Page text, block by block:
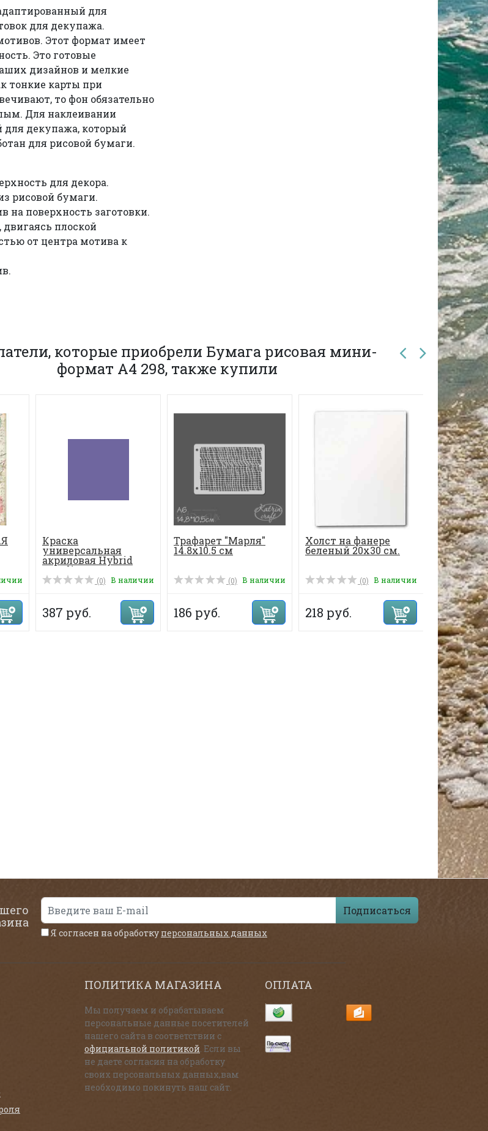
для
для декупажа.
Этот формат имеет
Это готовые
дизайнов и мелкие
тонкие карты при
то фон обязательно
Для наклеивании
для декупажа, который
для рисовой бумаги.
для декора.
рисовой бумаги.
на поверхность заготовки.
плоской
от центра мотива к
которые приобрели Бумага рисовая мини-
формат A4 298, также купили
Краска
универсальная
акриловая Hybrid
Acrylic 70 мл, цвет...
(0) В наличии
387 руб.
Трафарет "Марля"
14.8х10.5 см
(0) В наличии
186 руб.
Холст на фанере
беленый 20х30 см.
(0) В наличии
218 руб.
-36%
БУМАГА
295 руб.
190 руб.
Подписаться
Я согласен на обработку персональных данных
ПОЛИТИКА МАГАЗИНА
Мы получаем и обрабатываем
персональные данные посетителей
нашего сайта в соответствии с
официальной политикой. Если вы
не даете согласия на обработку
своих персональных данных,вам
необходимо покинуть наш сайт.
ОПЛАТА